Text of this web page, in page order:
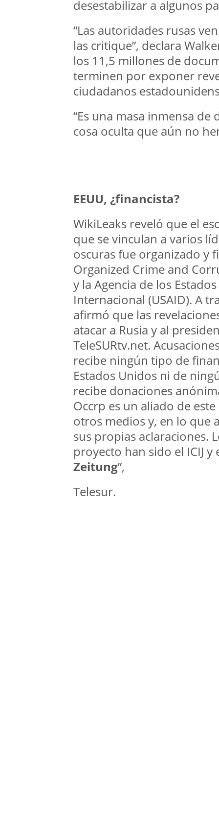
desestabilizar a algunos
“Las autoridades rusas
las critique”, declara
los 11,5 millones de
terminen por exponer
ciudadanos
“Es una masa inmensa
cosa oculta que aún no
EEUU, ¿financista?
WikiLeaks reveló que el
que se vinculan a varios
oscuras fue organizado y
Organized Crime and
y la Agencia de los
Internacional (USAID). A
afirmó que las
atacar a Rusia y al
TeleSURtv.net.
recibe ningún tipo de
Estados Unidos ni de
recibe donaciones
Occrp es un aliado de
otros medios y, en lo que
sus propias aclaraciones.
proyecto han sido el ICIJ
Zeitung”,
Telesur.